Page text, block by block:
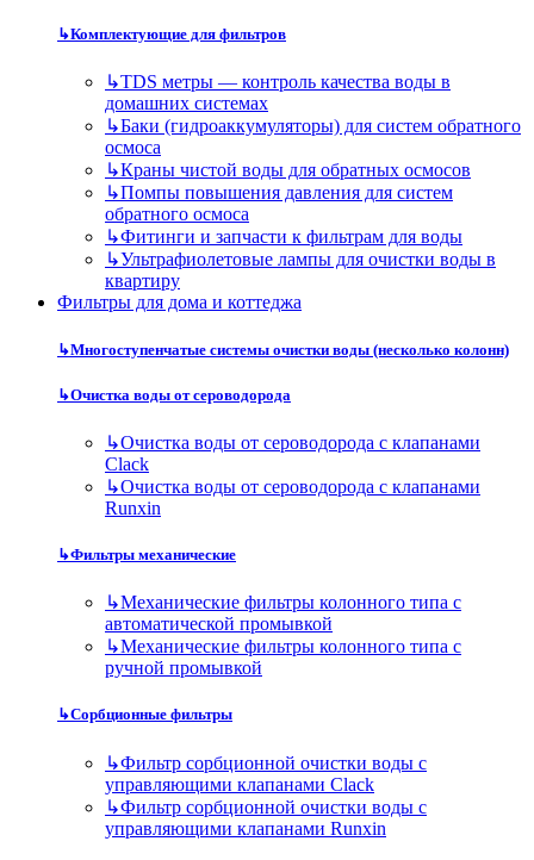
↳Комплектующие для фильтров
↳TDS метры — контроль качества воды в
домашних системах
↳Баки (гидроаккумуляторы) для систем обратного
осмоса
↳Краны чистой воды для обратных осмосов
↳Помпы повышения давления для систем
обратного осмоса
↳Фитинги и запчасти к фильтрам для воды
↳Ультрафиолетовые лампы для очистки воды в
квартиру
Фильтры для дома и коттеджа
↳Многоступенчатые системы очистки воды (несколько колонн)
↳Очистка воды от сероводорода
↳Очистка воды от сероводорода с клапанами
Clack
↳Очистка воды от сероводорода с клапанами
Runxin
↳Фильтры механические
↳Механические фильтры колонного типа с
автоматической промывкой
↳Механические фильтры колонного типа с
ручной промывкой
↳Сорбционные фильтры
↳Фильтр сорбционной очистки воды с
управляющими клапанами Clack
↳Фильтр сорбционной очистки воды с
управляющими клапанами Runxin